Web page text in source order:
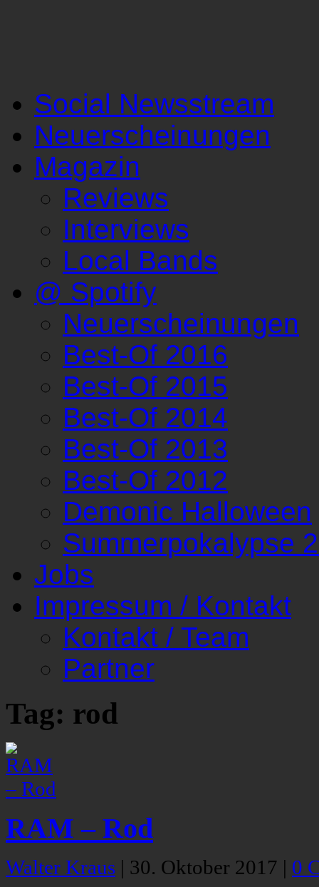
Social Newsstream
Neuerscheinungen
Magazin
Reviews
Interviews
Local Bands
@ Spotify
Neuerscheinungen
Best-Of 2016
Best-Of 2015
Best-Of 2014
Best-Of 2013
Best-Of 2012
Demonic Halloween
Summerpokalypse
Jobs
Impressum / Kontakt
Kontakt / Team
Partner
Tag: rod
RAM – Rod
Walter Kraus | 30. Oktober 2017 | 0